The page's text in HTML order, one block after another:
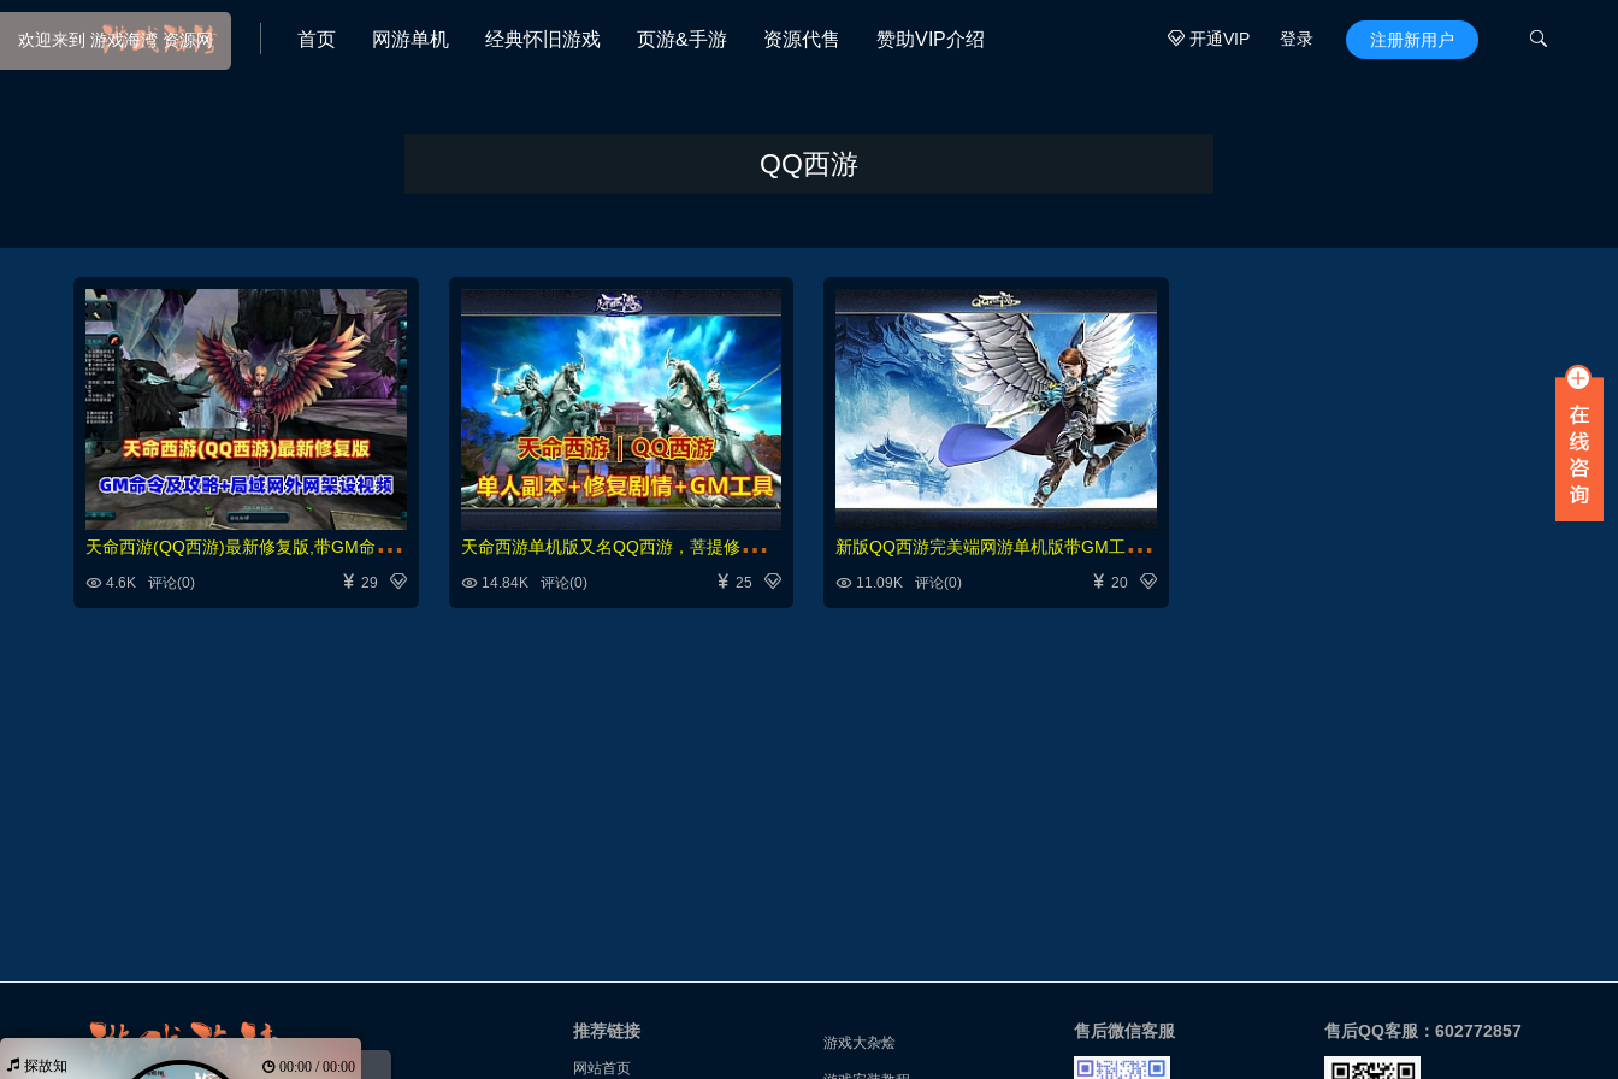
开通VIP 登录 注册新用户 
首页 网游单机 经典怀旧游戏 页游&手游 资源代售 赞助VIP介绍
QQ西游
天
命西游(QQ西游)最新修复版,带GM命令及攻略+安装及GM使用视频+局域网外网架设视频

 29
 4.6K 评论(0)
天
命西游单机版又名QQ西游，菩提修罗新职业，修复剧情完整商城一键端

 25
14.84K 评论(0)
新
版QQ西游完美端网游单机版带GM工具随意修改

 20
 11.09K 评论(0)
推荐链接
网站首页
游戏大杂烩
售后微信客服 售后QQ客服：602772857
探故知 00:00 / 00:00
欢迎来到 游戏海湾 资源网